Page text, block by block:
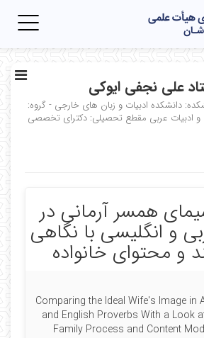
علی نجفی ایوکی
دانشکده ادبیات و زبان های خارجی - گروه:
و ادبیات عربی مقطع تحصیلی: دکترای تخصصی
همسر آرمانی در
و انگلیسی با نگاهی
و محتوای خانواده
Comparing the Ideal Wife's Image in
and English Proverbs With a Look
Family Process and Content